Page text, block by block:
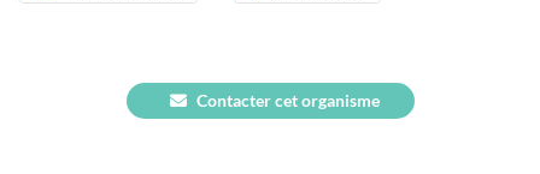
Contacter cet organisme